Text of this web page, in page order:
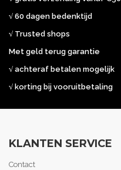
√ 60 dagen bedenktijd
√ Trusted shops
Met geld terug garantie
√ achteraf betalen mogelijk
√ korting bij vooruitbetaling
KLANTEN SERVICE
Contact